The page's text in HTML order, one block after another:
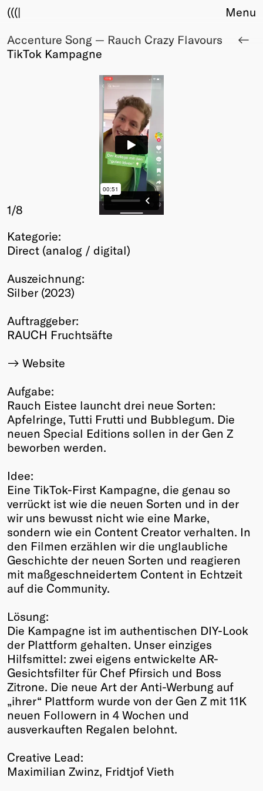
(((|
About
Club
Info
Young Creatives
Friends of Creativity
Winners
2026
Annual
Menu
Accenture Song — Rauch Crazy Flavours
TikTok Kampagne
1/8
Kategorie:
Direct (analog / digital)
Auszeichnung:
Silber (2023)
Auftraggeber:
RAUCH Fruchtsäfte
Website
Aufgabe:
Rauch Eistee launcht drei neue Sorten:
Apfelringe, Tutti Frutti und Bubblegum. Die
neuen Special Editions sollen in der Gen Z
beworben werden.
Idee:
Eine TikTok-First Kampagne, die genau so
verrückt ist wie die neuen Sorten und in der
wir uns bewusst nicht wie eine Marke,
sondern wie ein Content Creator verhalten. In
den Filmen erzählen wir die unglaubliche
Geschichte der neuen Sorten und reagieren
mit maßgeschneidertem Content in Echtzeit
auf die Community.
Lösung:
Die Kampagne ist im authentischen DIY-Look
der Plattform gehalten. Unser einziges
Hilfsmittel: zwei eigens entwickelte AR-
Gesichtsfilter für Chef Pfirsich und Boss
Zitrone. Die neue Art der Anti-Werbung auf
„ihrer“ Plattform wurde von der Gen Z mit 11K
neuen Followern in 4 Wochen und
ausverkauften Regalen belohnt.
Creative Lead:
Maximilian Zwinz, Fridtjof Vieth